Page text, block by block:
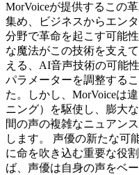
MorVoiceが提供するこの
集め、ビジネスからエン
分野で革命を起こす可能
な魔法がこの技術を支え
える、AI音声技術の可能
パラメーターを調整する
た。しかし、MorVoiceは
ニング）を駆使し、膨大
間の声の複雑なニュアン
します。 声優の新たな可
に命を吹き込む重要な役
ば、声優は自身の声をベ